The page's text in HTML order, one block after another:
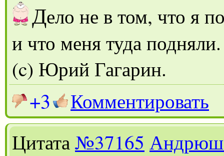
Дело не в том, что я
и что меня туда
(c) Юрий Гагарин.
+3
Комментировать
Цитата№37165